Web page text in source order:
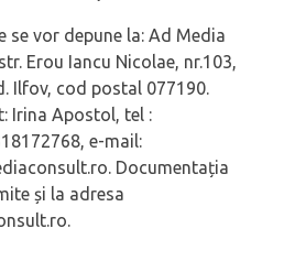
se vor depune la: Ad Media
Erou Iancu Nicolae, nr.103,
Ilfov, cod postal 077190.
Irina Apostol, tel :
e-mail:
Documentația
și la adresa